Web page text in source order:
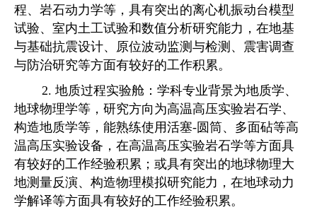
程、岩石动力学等，具有突出的离心机振动台模型
试验、室内土工试验和数值分析研究能力，在地基
与基础抗震设计、原位波动监测与检测、震害调查
与防治研究等方面有较好的工作积累。
2. 地质过程实验舱 ：学科专业背景为地质学、
地球物理学等，研究方向为高温高压实验岩石学、
构造地质学等，能熟练使用活塞- 圆筒、多面砧等高
温高压实验设备，在高温高压实验岩石学等方面具
有较好的工作经验积累；或具有突出的地球物理大
地测量反演、构造物理模拟研究能力，在地球动力
学解译等方面具有较好的工作经验积累。